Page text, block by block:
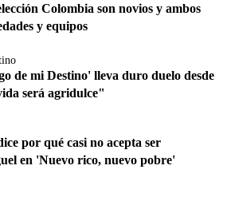
Colombia son novios y ambos
y equipos
de mi Destino' lleva duro duelo desde
será agridulce"
por qué casi no acepta ser
en 'Nuevo rico, nuevo pobre'